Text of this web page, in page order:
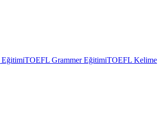
TOEFL Grammer EğitimiTOEFL Kelime